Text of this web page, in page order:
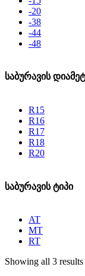
-20
-38
-44
-48
საბურავის
R15
R16
R17
R18
R20
საბურავის ტიპი
AT
MT
RT
Showing all 3 results